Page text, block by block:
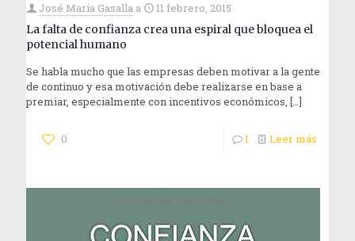
José María Gasalla a
11 febrero, 2015
La falta de confianza crea una espiral que bloquea el
potencial humano
Se habla mucho que las empresas deben motivar a la gente
de continuo y esa motivación debe realizarse en base a
premiar, especialmente con incentivos económicos, […]
0 1 Leer más